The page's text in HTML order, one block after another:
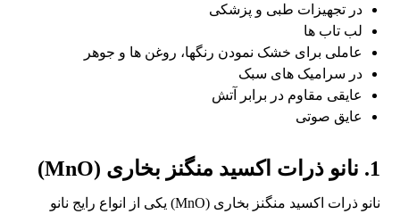
در تجهیزات طبی و پزشکی
لب تاب ها
عاملی برای خشک نمودن رنگها، روغن ها و جوهر
در سرامیک های سبک
عایقی مقاوم در برابر آتش
عایق صوتی
1. نانو ذرات اکسید منگنز بخاری (MnO)
نانو ذرات اکسید منگنز بخاری (MnO) یکی از انواع رایج نانو